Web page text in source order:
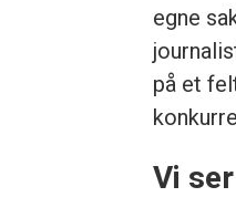
egne
på et
Vi